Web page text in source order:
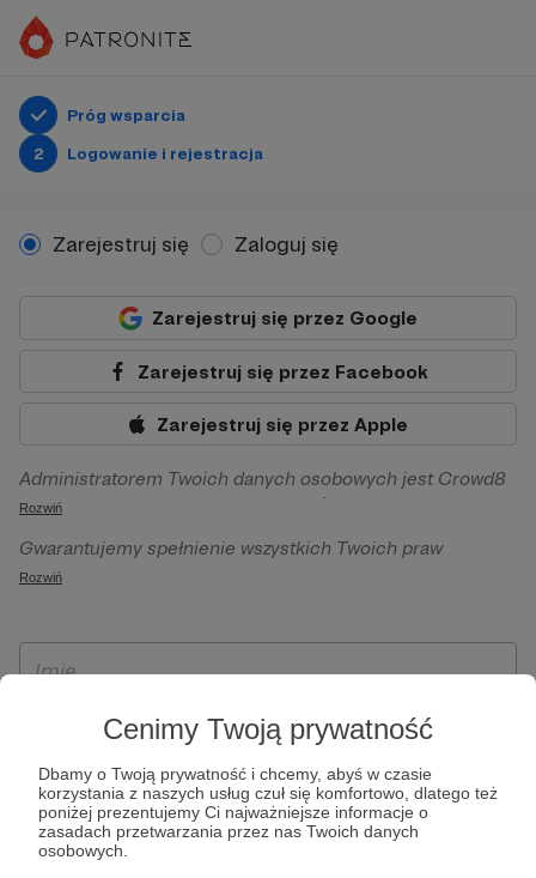
Cenimy Twoją prywatność
Dbamy o Twoją prywatność i chcemy, abyś w czasie
korzystania z naszych usług czuł się komfortowo, dlatego też
poniżej prezentujemy Ci najważniejsze informacje o
zasadach przetwarzania przez nas Twoich danych
osobowych.
Próg wsparcia
2
Logowanie i rejestracja
Zarejestruj się Zaloguj się
Zarejestruj się przez Google
Zarejestruj się przez Facebook
Zarejestruj się przez Apple
Administratorem Twoich danych osobowych jest Crowd8
sp. z o.o. z siedziba w Warszawie, ul. Żwirki i Wigury 16, 02-
092 Warszawa. Twoje dane osobowe będą przetwarzane w
szczególności w celu wykonania umowy zawartej z Tobą, w
Patronite.pl, w tym możliwości dokonywania oraz
otrzymywania wsparcia na naszej platformie oraz
Rozwiń
Gwarantujemy spełnienie wszystkich Twoich praw
wynikających z ogólnego rozporządzenia o ochronie
ich przenoszenia, niepodlegania zautomatyzowanemu
wyrażenia sprzeciwu wobec przetwarzania Twoich danych
osobowych. Rejestracja dla osób niepełnoletnich możliwa
jest po przekazaniu podpisanego formularza "Zgodna na
założenie konta przez osobę niepełnoletnią", formularz
dostępny jest na stronie regulaminu Patronite.pl.
Rozwiń